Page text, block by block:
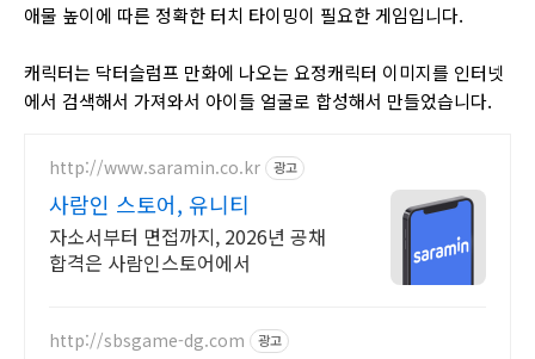
애물 높이에 따른 정확한 터치 타이밍이 필요한 게임입니다.
캐릭터는 닥터슬럼프 만화에 나오는 요정캐릭터 이미지를 인터넷
에서 검색해서 가져와서 아이들 얼굴로 합성해서 만들었습니다.
http://www.saramin.co.kr 광고
사람인 스토어, 유니티
자소서부터 면접까지, 2026년 공채
합격은 사람인스토어에서
http://sbsgame-dg.com 광고